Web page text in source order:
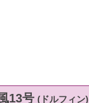
13号 (ドルフィン)